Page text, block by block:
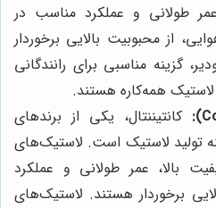
طولانی و عملکرد مناسب در
از محبوبیت بالایی برخوردار
گزینه مناسبی برای رانندگانی
همه‌کاره هستند.
کانتیننتال، یکی از برندهای
تولید لاستیک است. لاستیک‌های
بالا، عمر طولانی و عملکرد
برخوردار هستند. لاستیک‌های